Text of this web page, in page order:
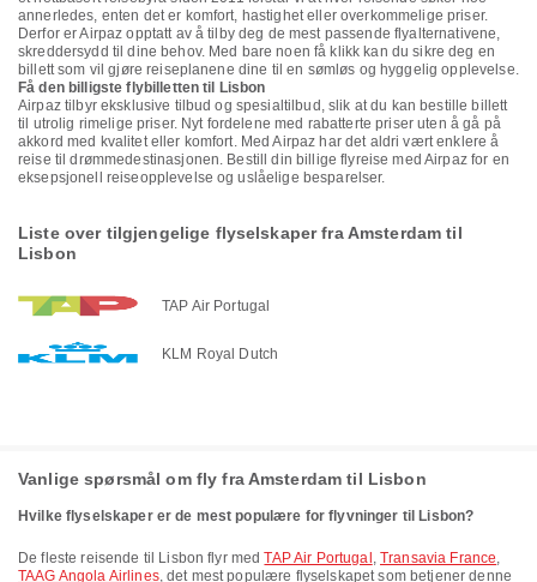
annerledes, enten det er komfort, hastighet eller overkommelige priser.
Derfor er Airpaz opptatt av å tilby deg de mest passende flyalternativene,
skreddersydd til dine behov. Med bare noen få klikk kan du sikre deg en
billett som vil gjøre reiseplanene dine til en sømløs og hyggelig opplevelse.
Få den billigste flybilletten til Lisbon
Airpaz tilbyr eksklusive tilbud og spesialtilbud, slik at du kan bestille billett
til utrolig rimelige priser. Nyt fordelene med rabatterte priser uten å gå på
akkord med kvalitet eller komfort. Med Airpaz har det aldri vært enklere å
reise til drømmedestinasjonen. Bestill din billige flyreise med Airpaz for en
eksepsjonell reiseopplevelse og uslåelige besparelser.
Liste over tilgjengelige flyselskaper fra Amsterdam til
Lisbon
TAP Air Portugal
KLM Royal Dutch
Vanlige spørsmål om fly fra Amsterdam til Lisbon
Hvilke flyselskaper er de mest populære for flyvninger til Lisbon?
De fleste reisende til Lisbon flyr medTAP Air Portugal , Transavia France,
TAAG Angola Airlines, det mest populære flyselskapet som betjener denne